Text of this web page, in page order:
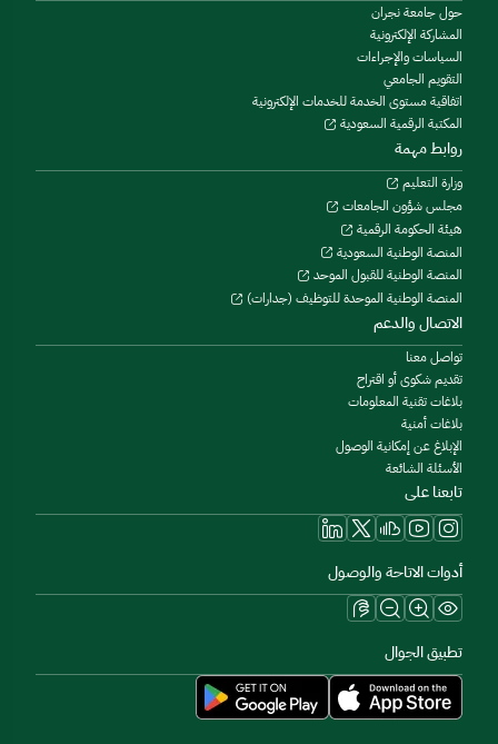
حول جامعة نجران
المشاركة الإلكترونية
السياسات والإجراءات
التقويم الجامعي
اتفاقية مستوى الخدمة للخدمات الإلكترونية
المكتبة الرقمية السعودية
روابط مهمة
وزارة التعليم
مجلس شؤون الجامعات
هيئة الحكومة الرقمية
المنصة الوطنية السعودية
المنصة الوطنية للقبول الموحد
المنصة الوطنية الموحدة للتوظيف (جدارات)
الاتصال والدعم
تواصل معنا
تقديم شكوى أو اقتراح
بلاغات تقنية المعلومات
بلاغات أمنية
الإبلاغ عن إمكانية الوصول
الأسئلة الشائعة
تابعنا على
أدوات الاتاحة والوصول
تطبيق الجوال